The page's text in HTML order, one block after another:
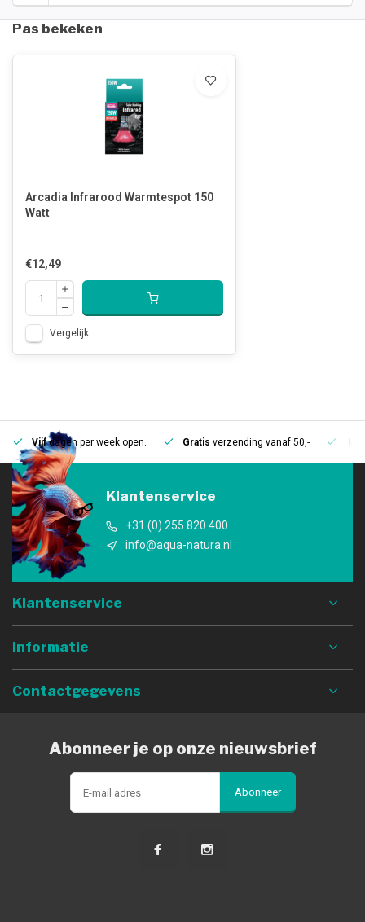
Pas bekeken
Arcadia Infrarood Warmtespot 150
Watt
€12,49
Vergelijk
Vijfdagen per week open. Gratis verzending vanaf 50,-
Klantenservice
+31 (0) 255 820 400
info@aqua-natura.nl
Klantenservice
Informatie
Contactgegevens
Abonneer je op onze nieuwsbrief
Abonneer